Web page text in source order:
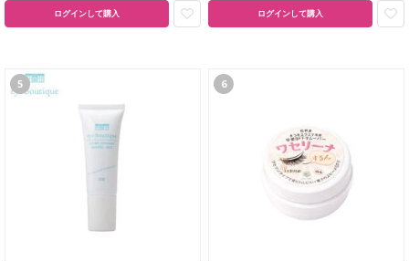
ログインして購入 ログインして購入
5 6